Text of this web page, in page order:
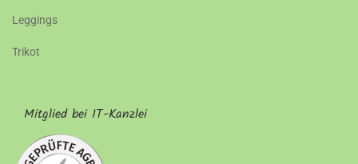
Leggings
Trikot
Mitglied bei IT-Kanzlei